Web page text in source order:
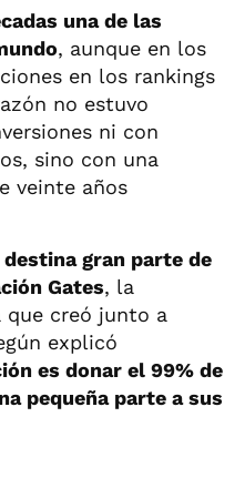
una de las
, aunque en los
en los rankings
no estuvo
ni con
sino con una
veinte años
destina gran parte de
Gates, la
creó junto a
explicó
es donar el 99% de
pequeña parte a sus